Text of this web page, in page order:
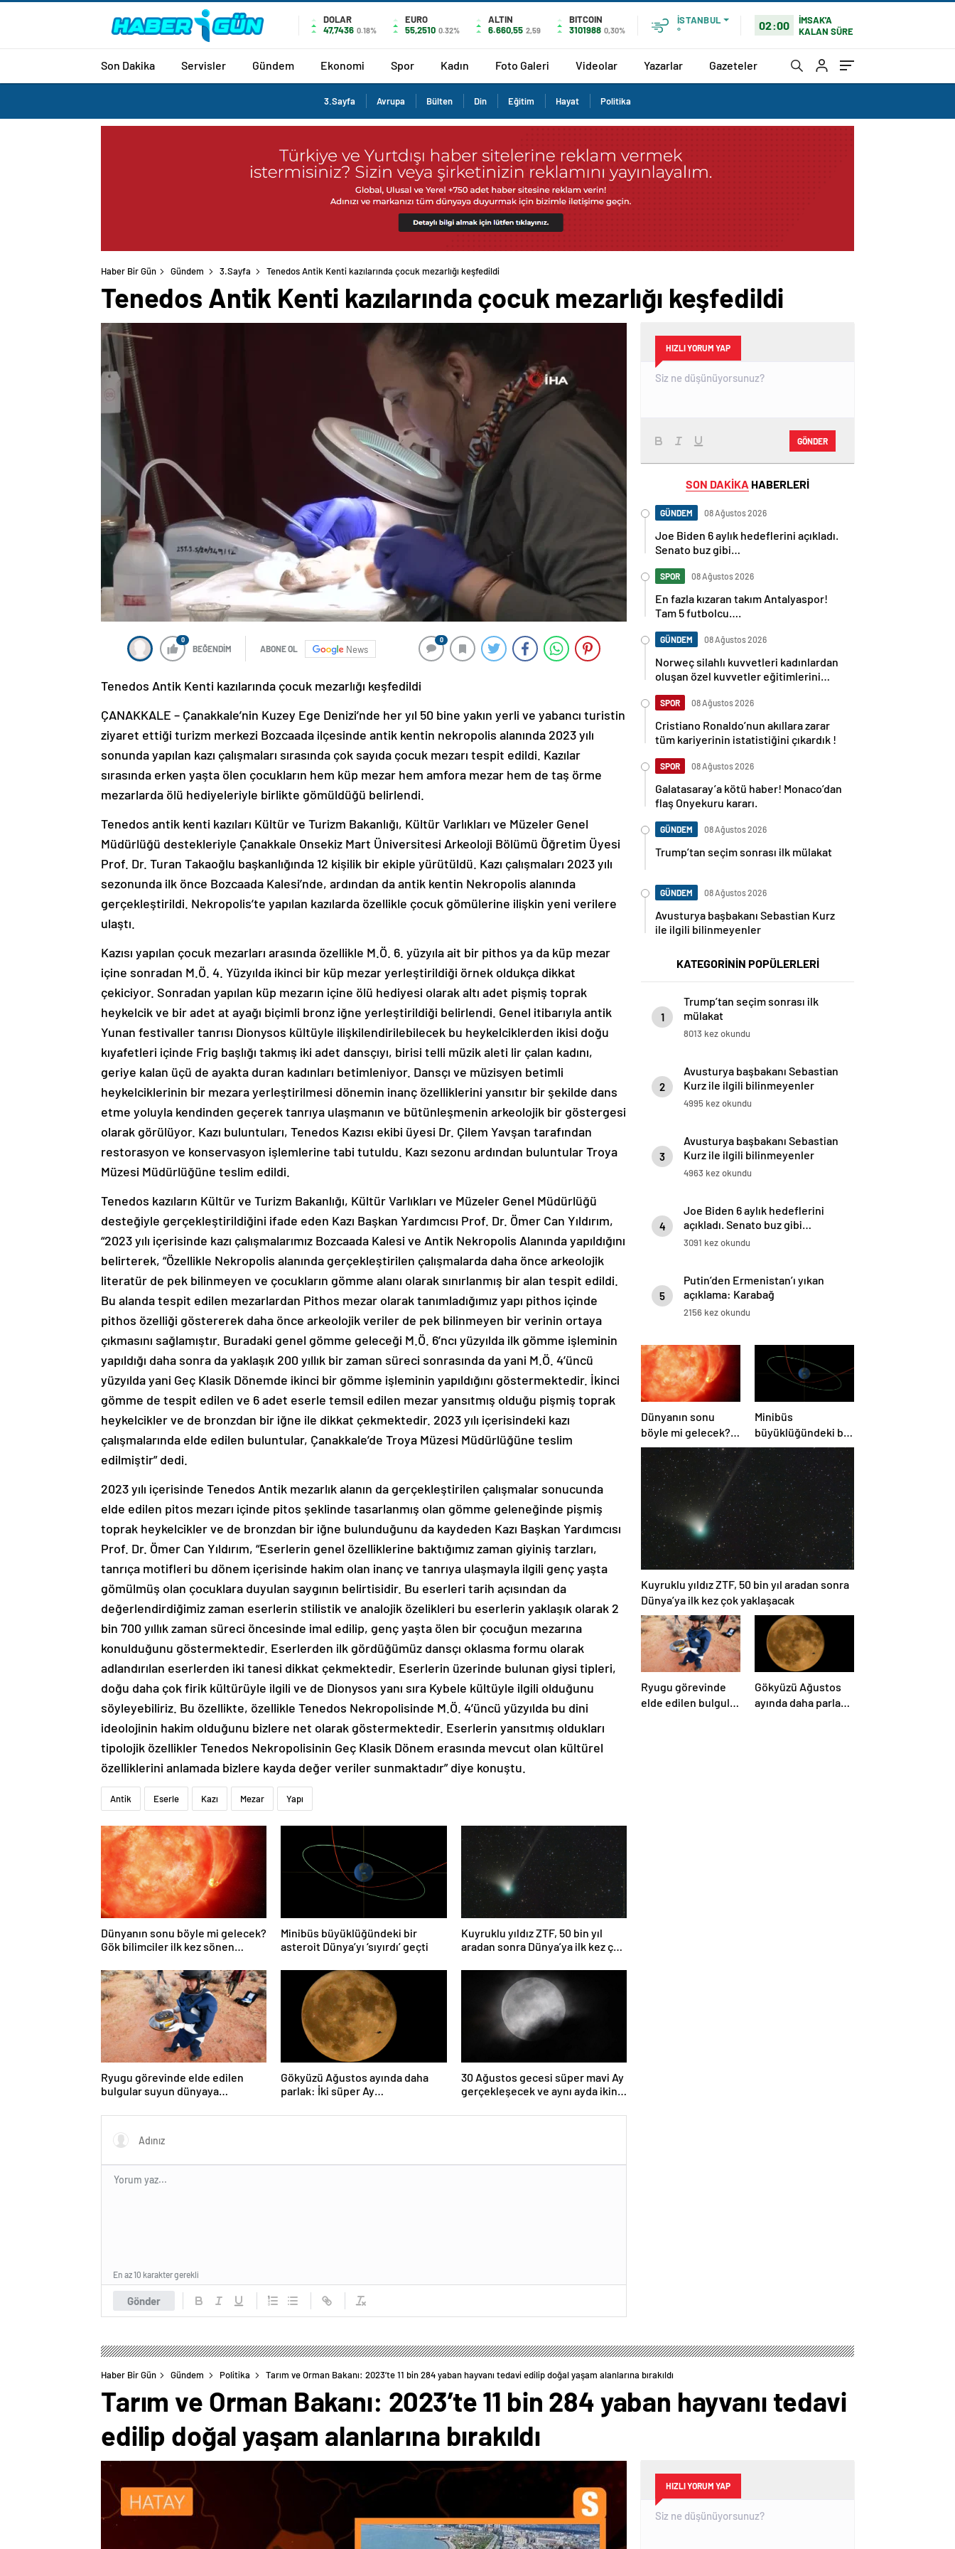
DOLAR
47,7436 0.18%
EURO
55,2510 0.32%
ALTIN
6.660,55 2,59
BITCOIN
3101988 0,30%
İSTANBUL
°
02:00
İMSAK'A
KALAN SÜRE
Son Dakika Servisler Gündem Ekonomi Spor Kadın Foto Galeri Videolar Yazarlar Gazeteler
3.Sayfa Avrupa Bülten Din Eğitim Hayat Politika
Haber Bir Gün Gündem 3.Sayfa Tenedos Antik Kenti kazılarında çocuk mezarlığı keşfedildi
Tenedos Antik Kenti kazılarında çocuk mezarlığı keşfedildi
0
BEĞENDİM ABONE OL News
0
Tenedos Antik Kenti kazılarında çocuk mezarlığı keşfedildi
ÇANAKKALE – Çanakkale’nin Kuzey Ege Denizi’nde her yıl 50 bine yakın yerli ve yabancı turistin
ziyaret ettiği turizm merkezi Bozcaada ilçesinde antik kentin nekropolis alanında 2023 yılı
sonunda yapılan kazı çalışmaları sırasında çok sayıda çocuk mezarı tespit edildi. Kazılar
sırasında erken yaşta ölen çocukların hem küp mezar hem amfora mezar hem de taş örme
mezarlarda ölü hediyeleriyle birlikte gömüldüğü belirlendi.
Tenedos antik kenti kazıları Kültür ve Turizm Bakanlığı, Kültür Varlıkları ve Müzeler Genel
Müdürlüğü destekleriyle Çanakkale Onsekiz Mart Üniversitesi Arkeoloji Bölümü Öğretim Üyesi
Prof. Dr. Turan Takaoğlu başkanlığında 12 kişilik bir ekiple yürütüldü. Kazı çalışmaları 2023 yılı
sezonunda ilk önce Bozcaada Kalesi’nde, ardından da antik kentin Nekropolis alanında
gerçekleştirildi. Nekropolis’te yapılan kazılarda özellikle çocuk gömülerine ilişkin yeni verilere
ulaştı.
Kazısı yapılan çocuk mezarları arasında özellikle M.Ö. 6. yüzyıla ait bir pithos ya da küp mezar
içine sonradan M.Ö. 4. Yüzyılda ikinci bir küp mezar yerleştirildiği örnek oldukça dikkat
çekiciyor. Sonradan yapılan küp mezarın içine ölü hediyesi olarak altı adet pişmiş toprak
heykelcik ve bir adet at ayağı biçimli bronz iğne yerleştirildiği belirlendi. Genel itibarıyla antik
Yunan festivaller tanrısı Dionysos kültüyle ilişkilendirilebilecek bu heykelciklerden ikisi doğu
kıyafetleri içinde Frig başlığı takmış iki adet dansçıyı, birisi telli müzik aleti lir çalan kadını,
geriye kalan üçü de ayakta duran kadınları betimleniyor. Dansçı ve müzisyen betimli
heykelciklerinin bir mezara yerleştirilmesi dönemin inanç özelliklerini yansıtır bir şekilde dans
etme yoluyla kendinden geçerek tanrıya ulaşmanın ve bütünleşmenin arkeolojik bir göstergesi
olarak görülüyor. Kazı buluntuları, Tenedos Kazısı ekibi üyesi Dr. Çilem Yavşan tarafından
restorasyon ve konservasyon işlemlerine tabi tutuldu. Kazı sezonu ardından buluntular Troya
Müzesi Müdürlüğüne teslim edildi.
Tenedos kazıların Kültür ve Turizm Bakanlığı, Kültür Varlıkları ve Müzeler Genel Müdürlüğü
desteğiyle gerçekleştirildiğini ifade eden Kazı Başkan Yardımcısı Prof. Dr. Ömer Can Yıldırım,
“2023 yılı içerisinde kazı çalışmalarımız Bozcaada Kalesi ve Antik Nekropolis Alanında yapıldığını
belirterek, “Özellikle Nekropolis alanında gerçekleştirilen çalışmalarda daha önce arkeolojik
literatür de pek bilinmeyen ve çocukların gömme alanı olarak sınırlanmış bir alan tespit edildi.
Bu alanda tespit edilen mezarlardan Pithos mezar olarak tanımladığımız yapı pithos içinde
pithos özelliği göstererek daha önce arkeolojik veriler de pek bilinmeyen bir verinin ortaya
çıkmasını sağlamıştır. Buradaki genel gömme geleceği M.Ö. 6’ncı yüzyılda ilk gömme işleminin
yapıldığı daha sonra da yaklaşık 200 yıllık bir zaman süreci sonrasında da yani M.Ö. 4’üncü
yüzyılda yani Geç Klasik Dönemde ikinci bir gömme işleminin yapıldığını göstermektedir. İkinci
gömme de tespit edilen ve 6 adet eserle temsil edilen mezar yansıtmış olduğu pişmiş toprak
heykelcikler ve de bronzdan bir iğne ile dikkat çekmektedir. 2023 yılı içerisindeki kazı
çalışmalarında elde edilen buluntular, Çanakkale’de Troya Müzesi Müdürlüğüne teslim
edilmiştir” dedi.
2023 yılı içerisinde Tenedos Antik mezarlık alanın da gerçekleştirilen çalışmalar sonucunda
elde edilen pitos mezarı içinde pitos şeklinde tasarlanmış olan gömme geleneğinde pişmiş
toprak heykelcikler ve de bronzdan bir iğne bulunduğunu da kaydeden Kazı Başkan Yardımcısı
Prof. Dr. Ömer Can Yıldırım, “Eserlerin genel özelliklerine baktığımız zaman giyiniş tarzları,
tanrıça motifleri bu dönem içerisinde hakim olan inanç ve tanrıya ulaşmayla ilgili genç yaşta
gömülmüş olan çocuklara duyulan saygının belirtisidir. Bu eserleri tarih açısından da
değerlendirdiğimiz zaman eserlerin stilistik ve analojik özelikleri bu eserlerin yaklaşık olarak 2
bin 700 yıllık zaman süreci öncesinde imal edilip, genç yaşta ölen bir çocuğun mezarına
konulduğunu göstermektedir. Eserlerden ilk gördüğümüz dansçı oklasma formu olarak
adlandırılan eserlerden iki tanesi dikkat çekmektedir. Eserlerin üzerinde bulunan giysi tipleri,
doğu daha çok firik kültürüyle ilgili ve de Dionysos yanı sıra Kybele kültüyle ilgili olduğunu
söyleyebiliriz. Bu özellikte, özellikle Tenedos Nekropolisinde M.Ö. 4’üncü yüzyılda bu dini
ideolojinin hakim olduğunu bizlere net olarak göstermektedir. Eserlerin yansıtmış oldukları
tipolojik özellikler Tenedos Nekropolisinin Geç Klasik Dönem erasında mevcut olan kültürel
özelliklerini anlamada bizlere kayda değer veriler sunmaktadır” diye konuştu.
Antik Eserle Kazı Mezar Yapı
Dünyanın sonu böyle mi gelecek?
Gök bilimciler ilk kez sönen
oldu
Minibüs büyüklüğündeki bir
asteroit Dünya’yı ‘sıyırdı’ geçti
Kuyruklu yıldız ZTF, 50 bin yıl
aradan sonra Dünya’ya ilk kez çok
Ryugu görevinde elde edilen
bulgular suyun dünyaya
olabileceğini gösteriyor
Gökyüzü Ağustos ayında daha
parlak: İki süper Ay
30 Ağustos gecesi süper mavi Ay
gerçekleşecek ve aynı ayda ikinci
Gönder
En az 10 karakter gerekli
HIZLI YORUM YAP
GÖNDER
SON DAKİKA HABERLERİ
GÜNDEM 08 Ağustos 2026
Joe Biden 6 aylık hedeflerini açıkladı.
Senato buz gibi…
SPOR 08 Ağustos 2026
En fazla kızaran takım Antalyaspor!
Tam 5 futbolcu….
GÜNDEM 08 Ağustos 2026
Norweç silahlı kuvvetleri kadınlardan
oluşan özel kuvvetler eğitimlerini
SPOR 08 Ağustos 2026
Cristiano Ronaldo’nun akıllara zarar
tüm kariyerinin istatistiğini çıkardık !
SPOR 08 Ağustos 2026
Galatasaray’a kötü haber! Monaco’dan
flaş Onyekuru kararı.
GÜNDEM 08 Ağustos 2026
Trump’tan seçim sonrası ilk mülakat
GÜNDEM 08 Ağustos 2026
Avusturya başbakanı Sebastian Kurz
ile ilgili bilinmeyenler
KATEGORİNİN POPÜLERLERİ
1
Trump’tan seçim sonrası ilk
mülakat
8013 kez okundu
2
Avusturya başbakanı Sebastian
Kurz ile ilgili bilinmeyenler
4995 kez okundu
3
Avusturya başbakanı Sebastian
Kurz ile ilgili bilinmeyenler
4963 kez okundu
4
Joe Biden 6 aylık hedeflerini
açıkladı. Senato buz gibi…
3091 kez okundu
5
Putin’den Ermenistan’ı yıkan
açıklama: Karabağ
Azerbaycan’ın ayrılmaz bir
2156 kez okundu
Dünyanın sonu
böyle mi gelecek?
Gök bilimciler ilk
kez sönen yıldızın
gezegeni
yutmasına tanık
oldu
Minibüs
büyüklüğündeki bir
asteroit Dünya’yı
‘sıyırdı’ geçti
Kuyruklu yıldız ZTF, 50 bin yıl aradan sonra
Dünya’ya ilk kez çok yaklaşacak
Ryugu görevinde
elde edilen bulgular
Gökyüzü Ağustos
ayında daha parlak:
Haber Bir Gün Gündem Politika Tarım ve Orman Bakanı: 2023’te 11 bin 284 yaban hayvanı tedavi edilip doğal yaşam alanlarına bırakıldı
Tarım ve Orman Bakanı: 2023’te 11 bin 284 yaban hayvanı tedavi
edilip doğal yaşam alanlarına bırakıldı
HIZLI YORUM YAP